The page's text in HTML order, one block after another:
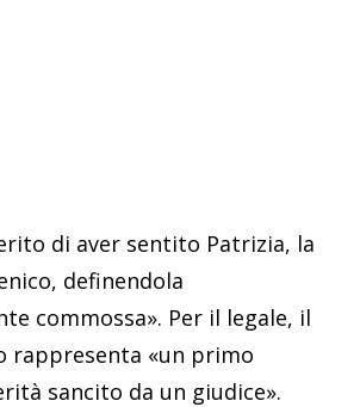
di aver sentito Patrizia, la
definendola
commossa». Per il legale, il
rappresenta «un primo
sancito da un giudice».